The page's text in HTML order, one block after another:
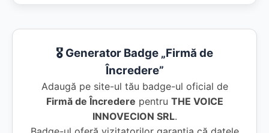
🎖️ Generator Badge „Firmă de
Încredere”
Adaugă pe site-ul tău badge-ul oficial de
Firmă de Încredere pentru THE VOICE
INNOVECION SRL.